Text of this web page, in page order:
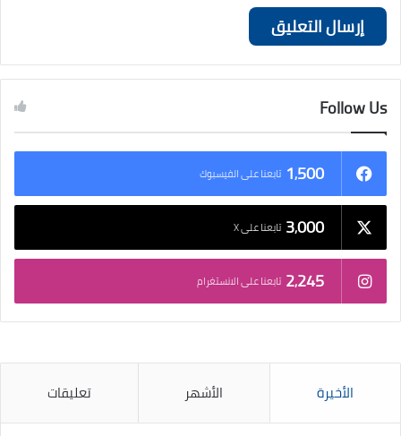
Follow Us
1٬500 تابعنا على الفيسبوك
3٬000 تابعنا على X
2٬245 تابعنا على الانستغرام
الأخيرة الأشهر تعليقات